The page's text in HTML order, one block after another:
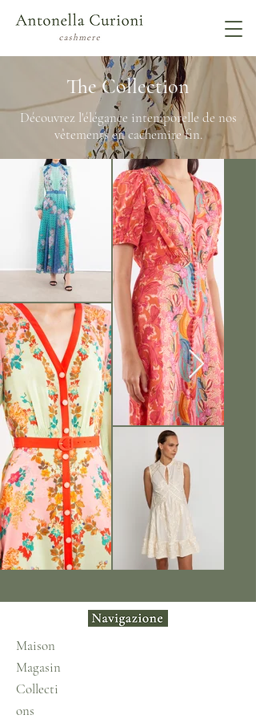
The Collection
Découvrez l'élégance intemporelle de nos
vêtements en cachemire fin.
Maison
Magasin
Collecti
ons